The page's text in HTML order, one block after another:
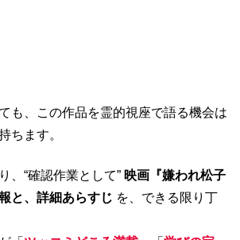
も、この作品を霊的視座で語る機会は
ちます。
、“確認作業として” 映画『嫌われ松子
と、詳細あらすじ を、できる限り丁